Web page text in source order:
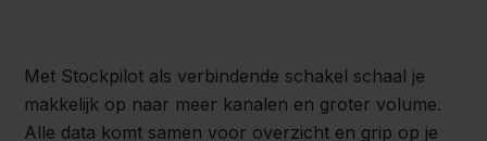
Met Stockpilot als verbindende schakel schaal je
makkelijk op naar meer kanalen en groter volume.
Alle data komt samen voor overzicht en grip op je